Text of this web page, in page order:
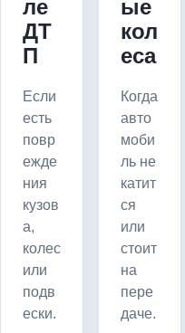
ле
ДТ
П
Если
есть
повр
ежде
ния
кузов
а,
колес
или
подв
ески.
ые
кол
еса
Когда
авто
моби
ль не
катит
ся
или
стоит
на
пере
даче.